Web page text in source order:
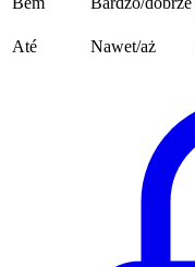
Até
Nawet/aż